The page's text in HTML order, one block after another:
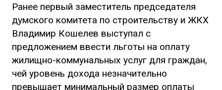
Ранее первый заместитель председателя
думского комитета по строительству и ЖКХ
Владимир Кошелев выступал с
предложением ввести льготы на оплату
жилищно-коммунальных услуг для граждан,
чей уровень дохода незначительно
превышает минимальный размер оплаты